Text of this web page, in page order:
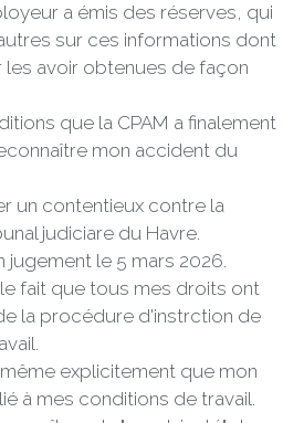
a émis des réserves, qui
sur ces informations dont
les avoir obtenues de façon
que la CPAM a finalement
mon accident du
un contentieux contre la
judiciare du Havre.
jugement le 5 mars 2026.
fait que tous mes droits ont
la procédure d'instrction de
explicitement que mon
à mes conditions de travail.